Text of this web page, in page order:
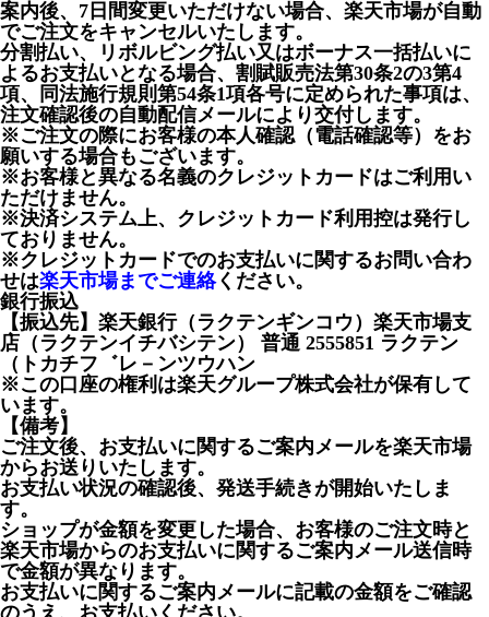
案内後、7日間変更いただけない場合、楽天市場が自動
でご注文をキャンセルいたします。
分割払い、リボルビング払い又はボーナス一括払いに
よるお支払いとなる場合、割賦販売法第30条2の3第4
項、同法施行規則第54条1項各号に定められた事項は、
注文確認後の自動配信メールにより交付します。
※ご注文の際にお客様の本人確認（電話確認等）をお
願いする場合もございます。
※お客様と異なる名義のクレジットカードはご利用い
ただけません。
※決済システム上、クレジットカード利用控は発行し
ておりません。
※クレジットカードでのお支払いに関するお問い合わ
せは楽天市場までご連絡ください。
銀行振込
【振込先】楽天銀行（ラクテンギンコウ）楽天市場支
店（ラクテンイチバシテン） 普通 2555851 ラクテン
（トカチフ゛レ－ンツウハン
※この口座の権利は楽天グループ株式会社が保有して
います。
【備考】
ご注文後、お支払いに関するご案内メールを楽天市場
からお送りいたします。
お支払い状況の確認後、発送手続きが開始いたしま
す。
ショップが金額を変更した場合、お客様のご注文時と
楽天市場からのお支払いに関するご案内メール送信時
で金額が異なります。
お支払いに関するご案内メールに記載の金額をご確認